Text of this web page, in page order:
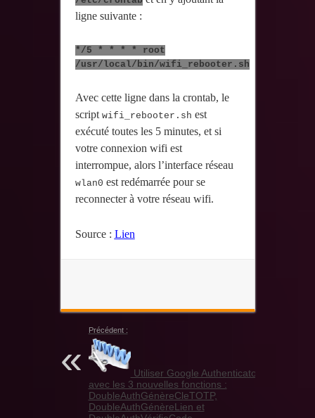
ligne suivante :
*/5 * * * * root
/usr/local/bin/wifi_rebooter.sh
Avec cette ligne dans la crontab, le
script wifi_rebooter.sh est
exécuté toutes les 5 minutes, et si
votre connexion wifi est
interrompue, alors l’interface réseau
wlan0 est redémarrée pour se
reconnecter à votre réseau wifi.
Source : Lien
Précédent :
Utiliser Google Authenticator
avec les 3 nouvelles fonctions :
DoubleAuthGénèreCleTOTP,
DoubleAuthGénèreLien et